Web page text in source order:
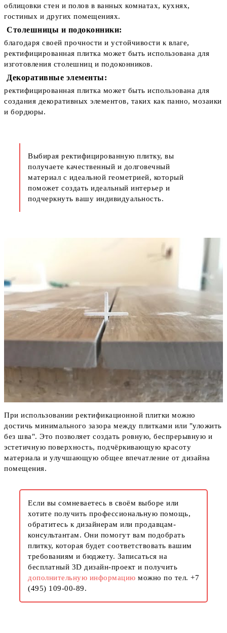
облицовки стен и полов в ванных комнатах, кухнях,
гостиных и других помещениях.
Столешницы и подоконники:
благодаря своей прочности и устойчивости к влаге,
ректифицированная плитка может быть использована для
изготовления столешниц и подоконников.
Декоративные элементы:
ректифицированная плитка может быть использована для
создания декоративных элементов, таких как панно, мозаики
и бордюры.
Выбирая ректифицированную плитку, вы
получаете качественный и долговечный
материал с идеальной геометрией, который
поможет создать идеальный интерьер и
подчеркнуть вашу индивидуальность.
При использовании ректификационной плитки можно
достичь минимального зазора между плитками или "уложить
без шва". Это позволяет создать ровную, беспрерывную и
эстетичную поверхность, подчёркивающую красоту
материала и улучшающую общее впечатление от дизайна
помещения.
Если вы сомневаетесь в своём выборе или
хотите получить профессиональную помощь,
обратитесь к дизайнерам или продавцам-
консультантам. Они помогут вам подобрать
плитку, которая будет соответствовать вашим
требованиям и бюджету. Записаться на
бесплатный 3D дизайн-проект и получить
дополнительную информацию можно по тел. +7
(495) 109-00-89.